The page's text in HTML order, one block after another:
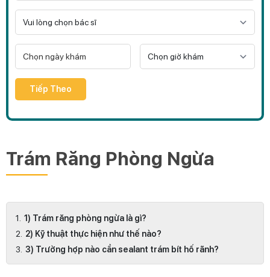
Tiếp Theo
Trám Răng Phòng Ngừa
1) Trám răng phòng ngừa là gì?
2) Kỹ thuật thực hiện như thế nào?
3) Trường hợp nào cần sealant trám bít hố rãnh?